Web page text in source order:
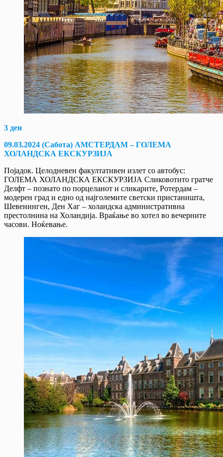
3 ден
09.03.2024 (Сабота) АМСТЕРДАМ – ГОЛЕМА
ХОЛАНДСКА ЕКСКУРЗИЈА
Појадок. Целодневен факултативен излет со автобус:
ГОЛЕМА ХОЛАНДСКА ЕКСКУРЗИЈА Сликовотито гратче
Делфт – познато по порцеланот и сликарите, Ротердам –
модерен град и едно од најголемите светски пристаништа,
Шевенинген, Ден Хаг – холандска административна
престолнина на Холандија. Враќање во хотел во вечерните
часови. Ноќевање.